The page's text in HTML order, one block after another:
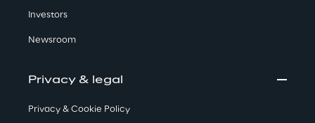
Investors
Newsroom
Privacy & legal
Privacy & Cookie Policy